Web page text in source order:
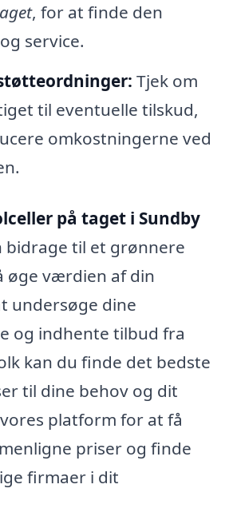
, for at finde den
service.
Tjek om
til eventuelle tilskud,
omkostningerne ved
på taget i Sundby
bidrage til et grønnere
øge værdien af din
undersøge dine
og indhente tilbud fra
kan du finde det bedste
til dine behov og dit
platform for at få
priser og finde
firmaer i dit